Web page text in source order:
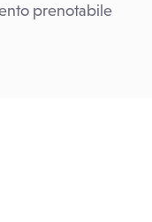
prenotabile